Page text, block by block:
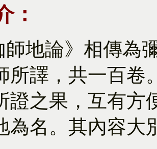
：
師地論》相傳為
所譯，共一百卷
證之果，互有方
為名。其內容大